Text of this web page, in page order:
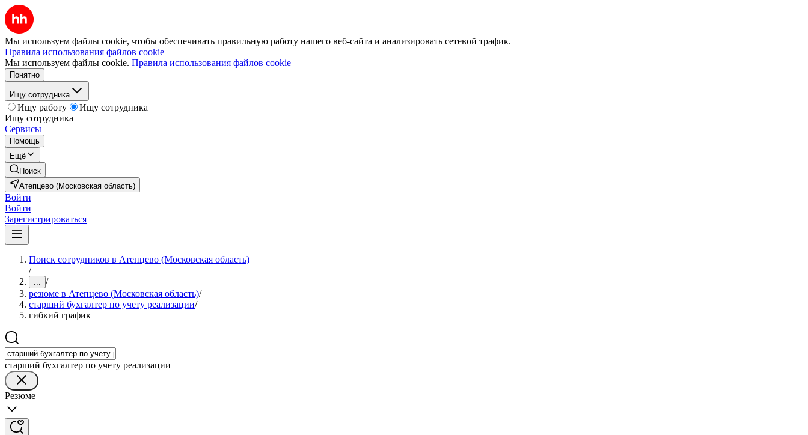
Мы используем файлы cookie, чтобы обеспечивать правильную работу нашего веб-сайта и анализировать сетевой трафик.
Правила использования файлов cookie
Мы используем файлы cookie. Правила использования файлов cookie
Понятно
Ищу сотрудника
Ищу работу
Ищу сотрудника
Ищу сотрудника
Сервисы
Помощь
Ещё
Поиск
Атепцево (Московская область)
Войти
Войти
Зарегистрироваться
Поиск сотрудников в Атепцево (Московская область)
/
... /
резюме в Атепцево (Московская область)/
старший бухгалтер по учету реализации/
гибкий график
старший бухгалтер по учету реализации
Резюме